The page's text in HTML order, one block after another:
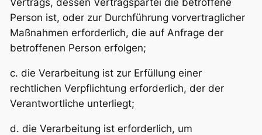
Vertrags, dessen Vertragspartei die betroffene
Person ist, oder zur Durchführung vorvertraglicher
Maßnahmen erforderlich, die auf Anfrage der
betroffenen Person erfolgen;
c. die Verarbeitung ist zur Erfüllung einer
rechtlichen Verpflichtung erforderlich, der der
Verantwortliche unterliegt;
d. die Verarbeitung ist erforderlich, um